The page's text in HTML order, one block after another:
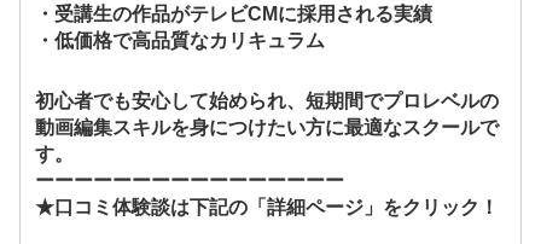
・受講生の作品がテレビCMに採用される実績
・低価格で高品質なカリキュラム
初心者でも安心して始められ、短期間でプロレベルの
動画編集スキルを身につけたい方に最適なスクールで
す。
ーーーーーーーーーーーーーーーー
★口コミ体験談は下記の「詳細ページ」をクリック！